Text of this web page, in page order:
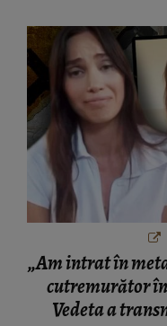
„Am intrat în
cutremurător
Vedeta a